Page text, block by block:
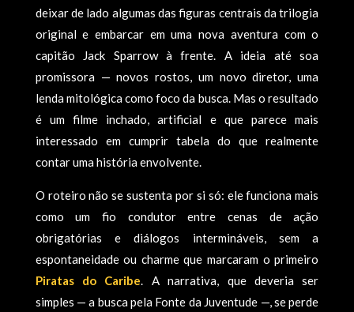
deixar de lado algumas das figuras centrais da trilogia
original e embarcar em uma nova aventura com o
capitão Jack Sparrow à frente. A ideia até soa
promissora — novos rostos, um novo diretor, uma
lenda mitológica como foco da busca. Mas o resultado
é um filme inchado, artificial e que parece mais
interessado em cumprir tabela do que realmente
contar uma história envolvente.
O roteiro não se sustenta por si só: ele funciona mais
como um fio condutor entre cenas de ação
obrigatórias e diálogos intermináveis, sem a
espontaneidade ou charme que marcaram o primeiro
Piratas do Caribe. A narrativa, que deveria ser
simples — a busca pela Fonte da Juventude —, se perde